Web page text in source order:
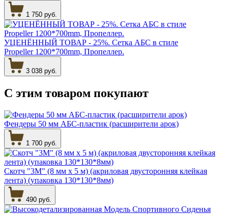
1 750 руб.
УЦЕНЁННЫЙ ТОВАР - 25%. Сетка АБС в стиле
Propeller 1200*700mm, Пропеллер.
3 038 руб.
С этим товаром покупают
Фендеры 50 мм АБС-пластик (расширители арок)
1 700 руб.
Скотч "3М" (8 мм х 5 м) (акриловая двусторонняя клейкая
лента) (упаковка 130*130*8мм)
490 руб.